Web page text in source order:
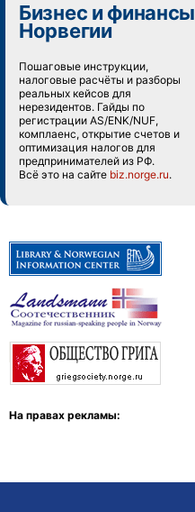
Бизнес и финансы
Норвегии
Пошаговые инструкции,
налоговые расчёты и разборы
реальных кейсов для
нерезидентов. Гайды по
регистрации AS/ENK/NUF,
комплаенс, открытие счетов и
оптимизация налогов для
предпринимателей из РФ.
Всё это на сайте biz.norge.ru.
На правах рекламы: